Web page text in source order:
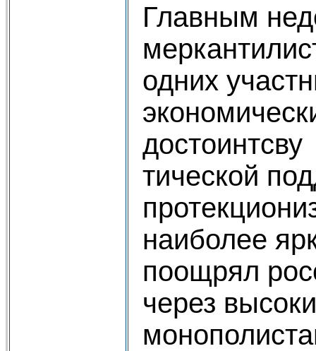
Главным
одних
тической
наиболее
поощрял
через